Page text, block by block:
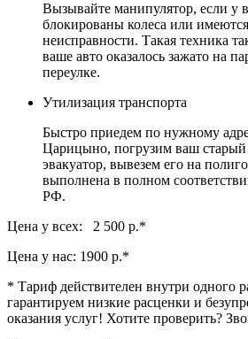
Вызывайте манипулятор, если
блокированы колеса или
неисправности. Такая техника
ваше авто оказалось зажато на
переулке.
Утилизация транспорта
Быстро приедем по нужному
Царицыно, погрузим ваш старый
эвакуатор, вывезем его на
выполнена в полном
РФ.
Цена у всех: 2 500 р.*
Цена у нас: 1900 р.*
* Тариф действителен внутри одного
гарантируем низкие расценки и
оказания услуг! Хотите проверить?